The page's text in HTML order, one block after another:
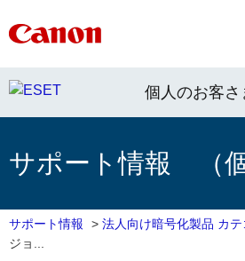
個人のお客さ
サポート情報 （
サポート情報 > 法人向け暗号化製品 カ
ジョ...